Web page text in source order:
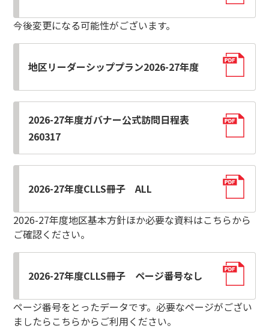
今後変更になる可能性がございます。
地区リーダーシッププラン2026-27年度
2026-27年度ガバナー公式訪問日程表
260317
2026-27年度CLLS冊子 ALL
2026-27年度地区基本方針ほか必要な資料はこちらから
ご確認ください。
2026-27年度CLLS冊子 ページ番号なし
ページ番号をとったデータです。必要なページがござい
ましたらこちらからご利用ください。